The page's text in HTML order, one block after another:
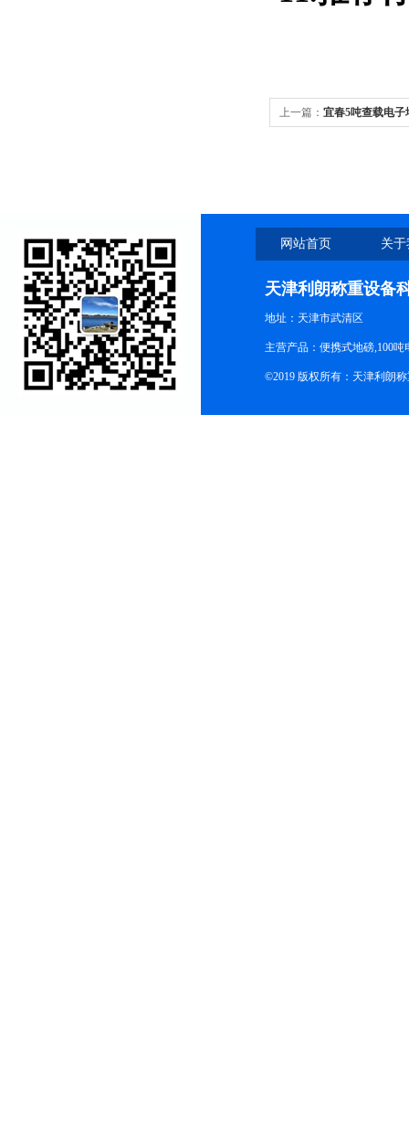
上一篇： 宜春5吨查载电子
网站首页 关
天津利朗称重设备
地址：天津市武清区
主营产品：便携式地磅,100
©2019 版权所有：天津利朗